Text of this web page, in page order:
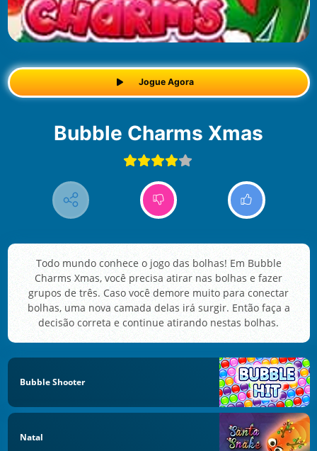
Jogue Agora
Bubble Charms Xmas
Todo mundo conhece o jogo das bolhas! Em Bubble
Charms Xmas, você precisa atirar nas bolhas e fazer
grupos de três. Caso você demore muito para conectar
bolhas, uma nova camada delas irá surgir. Então faça a
decisão correta e continue atirando nestas bolhas.
Bubble Shooter
Natal